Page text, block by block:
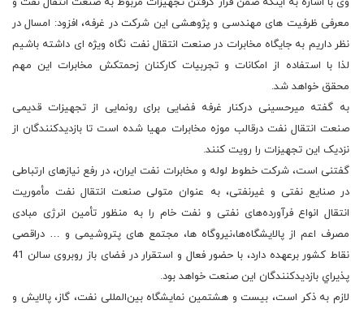
معرفی ظرفیت های مهندسی و پژوهشی این شرکت در غرفه، افزود: امسال در
نظر داریم به جایگاه مخابرات در صنعت انتقال نفت نگاه ویژه ای داشته باشیم
لذا با استفاده از امکانات و تجربیات کارکنان زحمتکش مخابرات این مهم
محقق خواهد شد.
به گفته میرحسینی درکنار غرفه فضایی برای رونمایی از تجهیزات قدیمی
صنعت انتقال نفت درقالب موزه مخابرات مهیا شده است تا بازدیدکنندگان از
نزدیک این تجهیزات را رویت کنند.
گفتنی است، شرکت خطوط لوله و مخابرات نفت ایران، در رفع نیازهای ارتباطی
در صنایع نفتی و غیرنفتی، به عنوان متولی صنعت انتقال نفت مأموریت
انتقال انواع فرآورده‌های نفتی و نفت خام را به منظور تأمین انرژی مبادی
مصرف اعم از پالایشگاه‌ها،نیروگاه ها، مجتمع های پتروشیمی و … دراقصی
نقاط کشور برعهده دارد، با حضور فعال و استقرار در فضای باز روبروی سالن 41
پذيراي بازدیدکنندگان این صنعت خواهد بود.
لازم به ذکر است، بیست و هشتمین نمایشگاه بین‌المللی نفت، گاز، پالایش و